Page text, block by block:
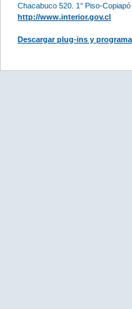
Chacabuco 520. 1° Piso-
http://www.interior.gov.cl
Descargar plug-ins y